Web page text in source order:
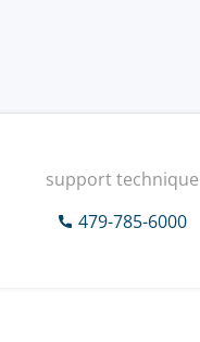
support technique
479-785-6000